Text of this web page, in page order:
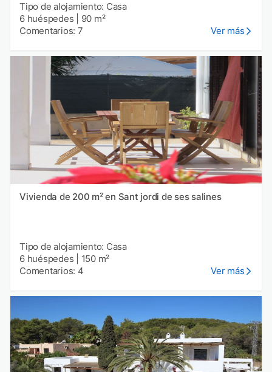
Tipo de alojamiento: Casa
6 huéspedes
90 m²
Comentarios: 7
Ver más
Vivienda de 200 m² en Sant jordi de ses salines
Tipo de alojamiento: Casa
6 huéspedes
150 m²
Comentarios: 4
Ver más